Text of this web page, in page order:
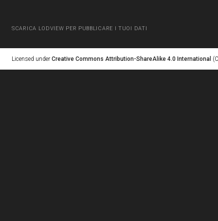
SCARICA LODVIEW PER PUBBLICARE I TUOI DATI
Licensed under Creative Commons Attribution-ShareAlike 4.0 International